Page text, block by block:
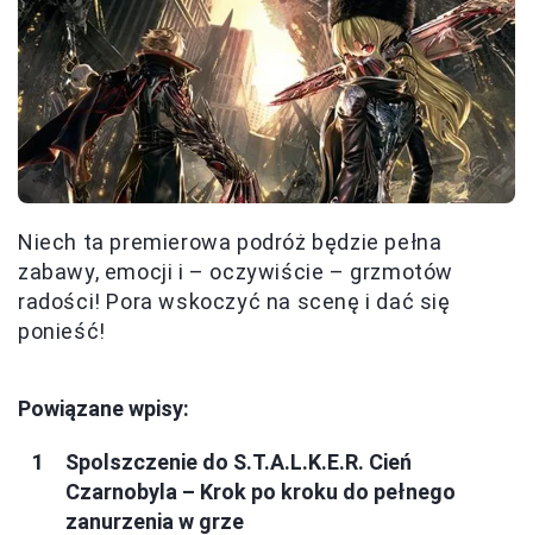
Niech ta premierowa podróż będzie pełna
zabawy, emocji i – oczywiście – grzmotów
radości! Pora wskoczyć na scenę i dać się
ponieść!
Powiązane wpisy:
Spolszczenie do S.T.A.L.K.E.R. Cień
Czarnobyla – Krok po kroku do pełnego
zanurzenia w grze